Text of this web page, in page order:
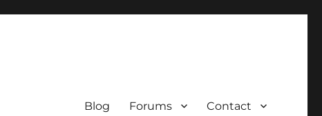
Blog Forums Contact